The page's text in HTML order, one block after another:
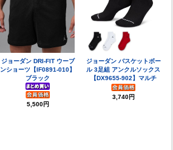
ジョーダン DRI-FIT ウーブ
ンショーツ【IF0891-010】
ブラック
5,500円
ジョーダン バスケットボー
ル 3足組 アンクルソックス
【DX9655-902】マルチ
3,740円